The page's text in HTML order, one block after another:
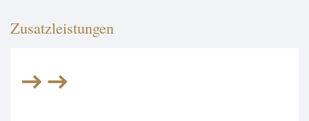
Zusatzleistungen